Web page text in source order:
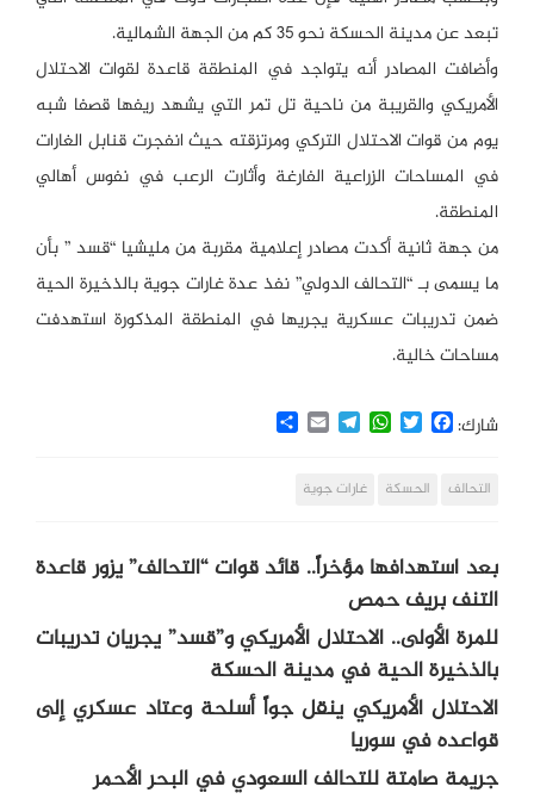
تبعد عن مدينة الحسكة نحو 35 كم من الجهة الشمالية.
وأضافت المصادر أنه يتواجد في المنطقة قاعدة لقوات الاحتلال
الأمريكي والقريبة من ناحية تل تمر التي يشهد ريفها قصفا شبه
يوم من قوات الاحتلال التركي ومرتزقته حيث انفجرت قنابل الغارات
في المساحات الزراعية الفارغة وأثارت الرعب في نفوس أهالي
المنطقة.
من جهة ثانية أكدت مصادر إعلامية مقربة من مليشيا “قسد ” بأن
ما يسمى بـ “التحالف الدولي” نفذ عدة غارات جوية بالذخيرة الحية
ضمن تدريبات عسكرية يجريها في المنطقة المذكورة استهدفت
مساحات خالية.
شارك: Facebook
Twitter
WhatsApp
Telegram
Email
Share
التحالف الحسكة غارات جوية
بعد استهدافها مؤخراً.. قائد قوات “التحالف” يزور قاعدة
التنف بريف حمص
للمرة الأولى.. الاحتلال الأمريكي و”قسد” يجريان تدريبات
بالذخيرة الحية في مدينة الحسكة
الاحتلال الأمريكي ينقل جواً أسلحة وعتاد عسكري إلى
قواعده في سوريا
جريمة صامتة للتحالف السعودي في البحر الأحمر